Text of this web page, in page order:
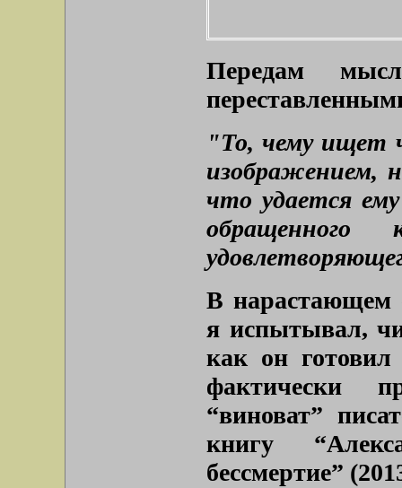
Передам
"То, чему ищет
изображением,
что удается
В нарастающем
я испытывал,
как он
фактически
“виноват”
книгу
бессмертие”